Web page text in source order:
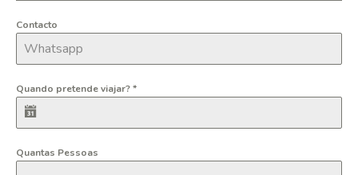
Contacto
Quando pretende viajar?*
Quantas Pessoas